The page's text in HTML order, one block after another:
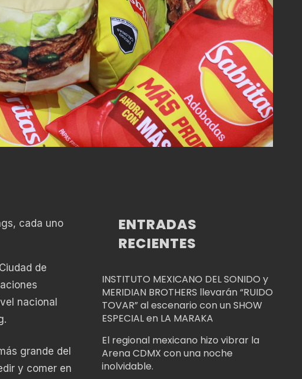
cada uno
de
nacional
grande del
y comer en
ENTRADAS
RECIENTES
INSTITUTO MEXICANO DEL SONIDO y
MERIDIAN BROTHERS llevarán “RUIDO
TOVAR” al escenario con un SHOW
ESPECIAL en LA MARAKA
El regional mexicano hizo vibrar la
Arena CDMX con una noche
inolvidable.